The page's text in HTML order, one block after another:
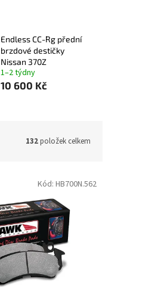
Endless CC-Rg přední
brzdové destičky
Nissan 370Z
1–2 týdny
10 600 Kč
132položek celkem
Kód: HB700N.562